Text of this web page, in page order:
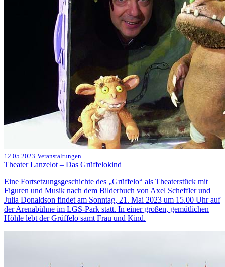
12.05.2023 Veranstaltungen
Theater Lanzelot – Das Grüffelokind
Eine Fortsetzungsgeschichte des „Grüffelo“ als Theaterstück mit
Figuren und Musik nach dem Bilderbuch von Axel Scheffler und
Julia Donaldson findet am Sonntag, 21. Mai 2023 um 15.00 Uhr auf
der Arenabühne im LGS-Park statt. In einer großen, gemütlichen
Höhle lebt der Grüffelo samt Frau und Kind.